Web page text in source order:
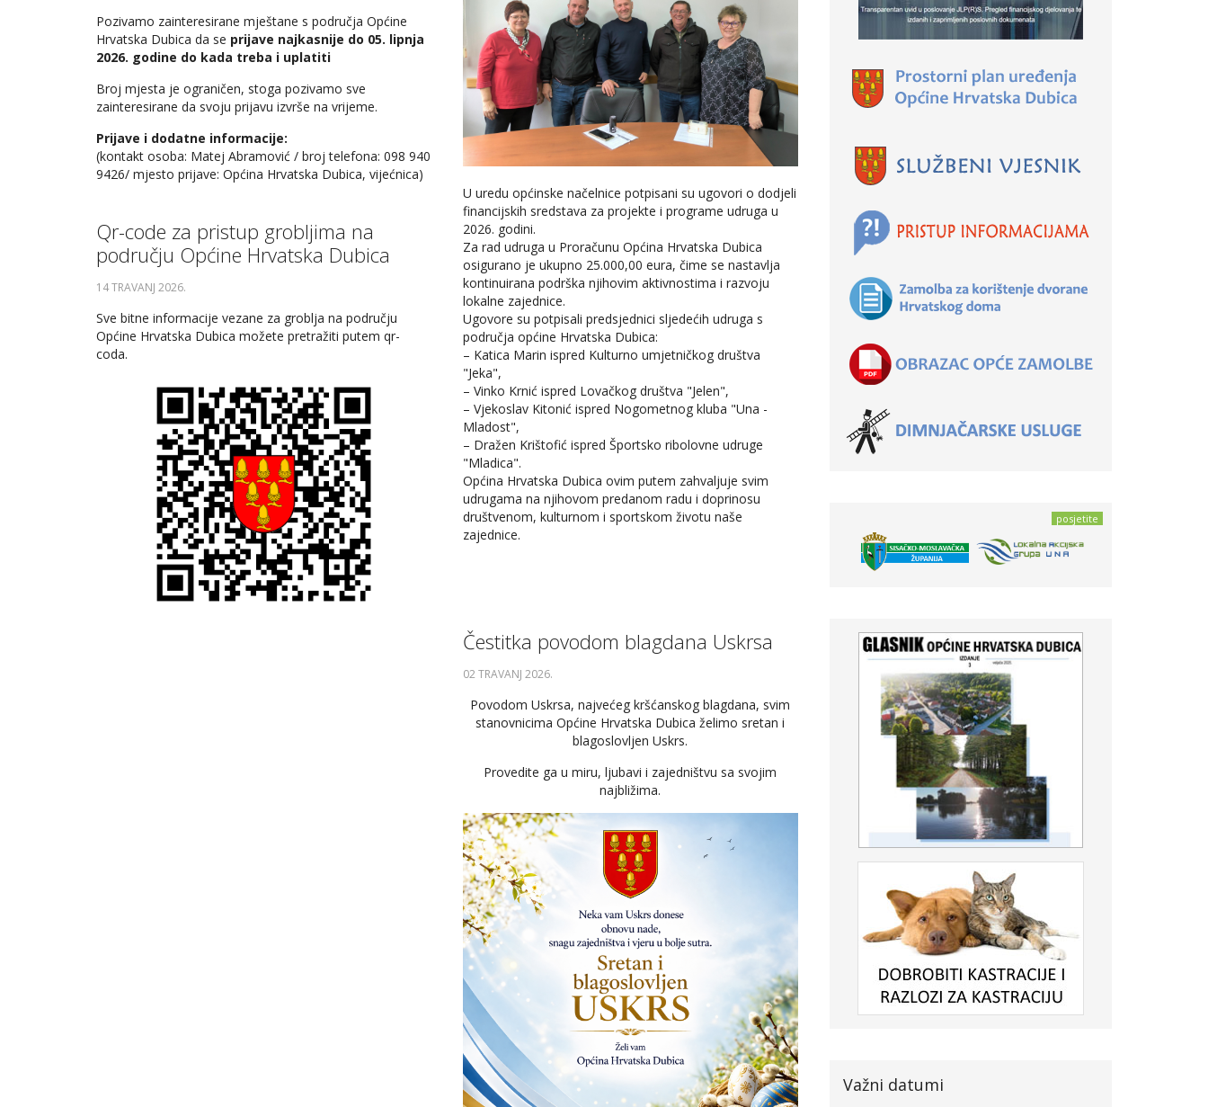
Pozivamo zainteresirane mještane s područja Općine
Hrvatska Dubica da se prijave najkasnije do 05. lipnja
2026. godine do kada treba i uplatiti
Broj mjesta je ograničen, stoga pozivamo sve
zainteresirane da svoju prijavu izvrše na vrijeme.
Prijave i dodatne informacije:
(kontakt osoba: Matej Abramović / broj telefona: 098 940
9426/ mjesto prijave: Općina Hrvatska Dubica, vijećnica)
Qr-code za pristup grobljima na
području Općine Hrvatska Dubica
14 TRAVANJ 2026.
Sve bitne informacije vezane za groblja na području
Općine Hrvatska Dubica možete pretražiti putem qr-
coda.
U uredu općinske načelnice potpisani su ugovori o dodjeli
financijskih sredstava za projekte i programe udruga u
2026. godini.
Za rad udruga u Proračunu Općina Hrvatska Dubica
osigurano je ukupno 25.000,00 eura, čime se nastavlja
kontinuirana podrška njihovim aktivnostima i razvoju
lokalne zajednice.
Ugovore su potpisali predsjednici sljedećih udruga s
područja općine Hrvatska Dubica:
– Katica Marin ispred Kulturno umjetničkog društva
"Jeka",
– Vinko Krnić ispred Lovačkog društva "Jelen",
– Vjekoslav Kitonić ispred Nogometnog kluba "Una -
Mladost",
– Dražen Krištofić ispred Športsko ribolovne udruge
"Mladica".
Općina Hrvatska Dubica ovim putem zahvaljuje svim
udrugama na njihovom predanom radu i doprinosu
društvenom, kulturnom i sportskom životu naše
zajednice.
Čestitka povodom blagdana Uskrsa
02 TRAVANJ 2026.
Povodom Uskrsa, najvećeg kršćanskog blagdana, svim
stanovnicima Općine Hrvatska Dubica želimo sretan i
blagoslovljen Uskrs.
Provedite ga u miru, ljubavi i zajedništvu sa svojim
najbližima.
posjetite
Važni datumi